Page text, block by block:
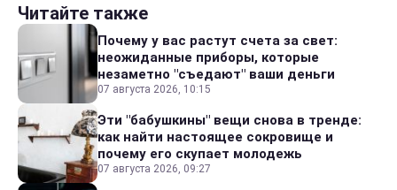
Читайте также
Почему у вас растут счета за свет:
неожиданные приборы, которые
незаметно "съедают" ваши деньги
07 августа 2026, 10:15
Эти "бабушкины" вещи снова в тренде:
как найти настоящее сокровище и
почему его скупает молодежь
07 августа 2026, 09:27